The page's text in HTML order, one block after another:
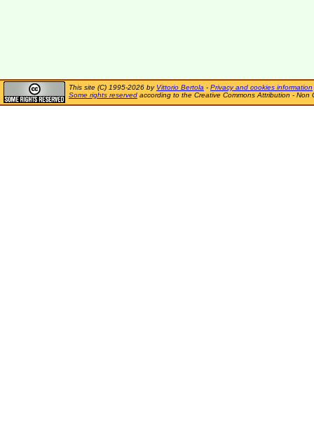
This site (C) 1995-2026 by Vittorio Bertola - Privacy and cookies information
Some rights reserved according to the Creative Commons Attribution - Non